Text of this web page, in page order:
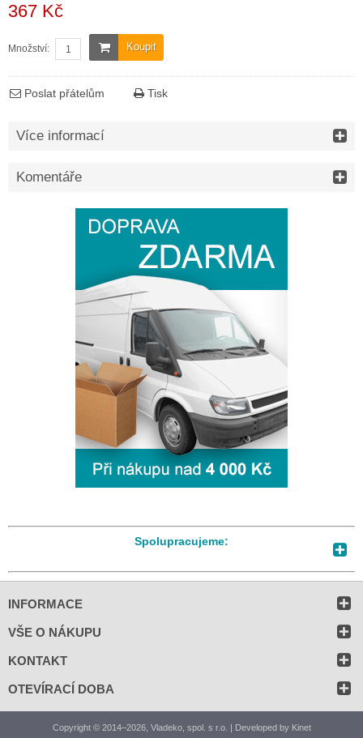
367 Kč
Koupit
Množství:
Poslat přátelům Tisk
Více informací
Komentáře
Spolupracujeme:
INFORMACE
VŠE O NÁKUPU
KONTAKT
OTEVÍRACÍ DOBA
Copyright © 2014–2026, Vladeko, spol. s r.o. | Developed by Kinet